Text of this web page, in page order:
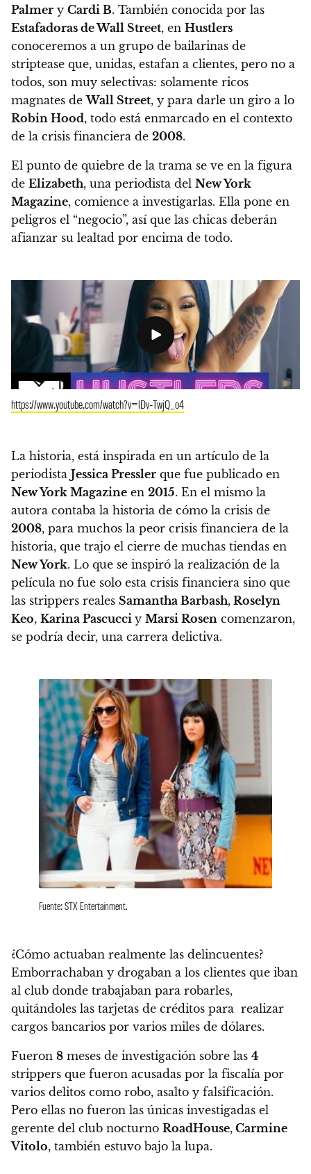
Palmer y Cardi B. También conocida por las
Estafadoras de Wall Street, en Hustlers
conoceremos a un grupo de bailarinas de
striptease que, unidas, estafan a clientes, pero no a
todos, son muy selectivas: solamente ricos
magnates deWall Street, y para darle un giro a lo
Robin Hood, todo está enmarcado en el contexto
de la crisis financiera de 2008.
El punto de quiebre de la trama se ve en la figura
de Elizabeth, una periodista del New York
Magazine, comience a investigarlas. Ella pone en
peligros el “negocio”, así que las chicas deberán
afianzar su lealtad por encima de todo.
https://www.youtube.com/watch?v=lDv-TwjQ_o4
La historia, está inspirada en un artículo de la
periodista Jessica Pressler que fue publicado en
New York Magazine en 2015. En el mismo la
autora contaba la historia de cómo la crisis de
2008, para muchos la peor crisis financiera de la
historia, que trajo el cierre de muchas tiendas en
New York. Lo que se inspiró la realización de la
película no fue solo esta crisis financiera sino que
las strippers reales Samantha Barbash, Roselyn
Keo, Karina Pascucci y Marsi Rosen comenzaron,
se podría decir, una carrera delictiva.
Fuente: STX Entertainment.
¿Cómo actuaban realmente las delincuentes?
Emborrachaban y drogaban a los clientes que iban
al club donde trabajaban para robarles,
quitándoles las tarjetas de créditos para realizar
cargos bancarios por varios miles de dólares.
Fueron 8 meses de investigación sobre las 4
strippers que fueron acusadas por la fiscalía por
varios delitos como robo, asalto y falsificación.
Pero ellas no fueron las únicas investigadas el
gerente del club nocturno RoadHouse, Carmine
Vitolo, también estuvo bajo la lupa.